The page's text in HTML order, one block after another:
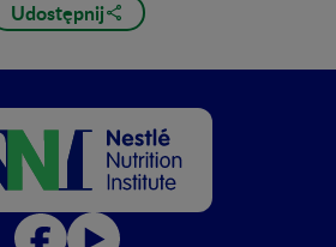
Udostępnij